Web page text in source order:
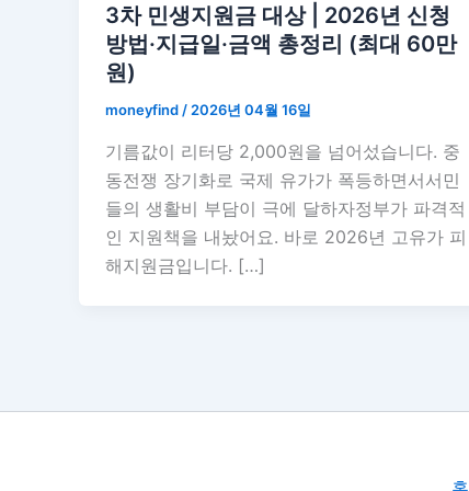
3차 민생지원금 대상 | 2026년 신청
방법·지급일·금액 총정리 (최대 60만
원)
moneyfind / 2026년 04월 16일
기름값이 리터당 2,000원을 넘어섰습니다. 중
동전쟁 장기화로 국제 유가가 폭등하면서서민
들의 생활비 부담이 극에 달하자정부가 파격적
인 지원책을 내놨어요. 바로 2026년 고유가 피
해지원금입니다. […]